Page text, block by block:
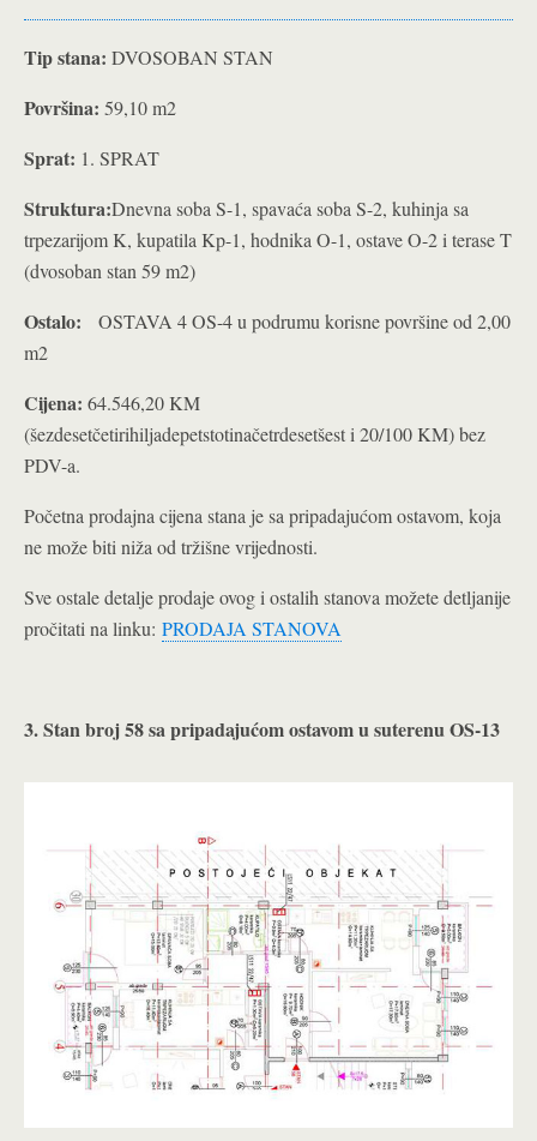
Tip stana: DVOSOBAN STAN
Površina: 59,10 m2
Sprat: 1. SPRAT
Struktura:Dnevna soba S-1, spavaća soba S-2, kuhinja sa
trpezarijom K, kupatila Kp-1, hodnika O-1, ostave O-2 i terase T
(dvosoban stan 59 m2)
Ostalo: OSTAVA 4 OS-4 u podrumu korisne površine od 2,00
m2
Cijena: 64.546,20 KM
(šezdesetčetirihiljadepetstotinačetrdesetšest i 20/100 KM) bez
PDV-a.
Početna prodajna cijena stana je sa pripadajućom ostavom, koja
ne može biti niža od tržišne vrijednosti.
Sve ostale detalje prodaje ovog i ostalih stanova možete detljanije
pročitati na linku: PRODAJA STANOVA
3. Stan broj 58 sa pripadajućom ostavom u suterenu OS-13